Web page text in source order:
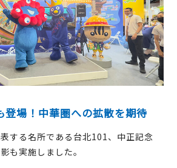
登場！中華圏への拡散を期待
する名所である台北101、中正記念
も実施しました。